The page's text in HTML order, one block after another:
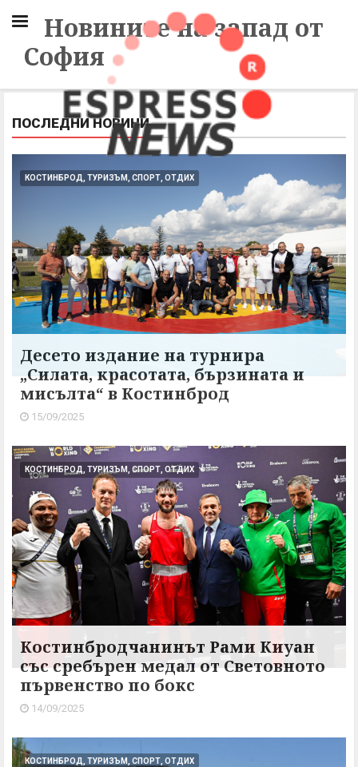
Новините на запад от
София
ПОСЛЕДНИ НОВИНИ
КОСТИНБРОД, ТУРИЗЪМ, СПОРТ, ОТДИХ
Десето издание на турнира
„Силата, красотата, бързината и
мисълта“ в Костинброд
15/09/2025
КОСТИНБРОД, ТУРИЗЪМ, СПОРТ, ОТДИХ
Костинбродчанинът Рами Киуан
със сребърен медал от Световното
първенство по бокс
14/09/2025
КОСТИНБРОД, ТУРИЗЪМ, СПОРТ, ОТДИХ